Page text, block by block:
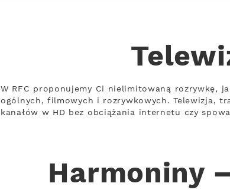
W RFC proponujemy Ci nielimitowaną rozrywkę,
ogólnych, filmowych i rozrywkowych. Telewizja,
kanałów w HD bez obciążania internetu czy
Harmoniny